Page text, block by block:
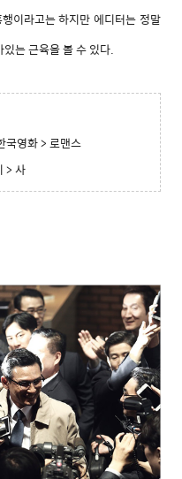
이라고는 하지만 에디터는 정말
는 근육을 볼 수 있다.
국영화 > 로맨스
> 사